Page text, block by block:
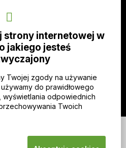
strony internetowej w
jakiego jesteś
Twojej zgody na używanie
do prawidłowego
wyświetlania odpowiednich
Twoich